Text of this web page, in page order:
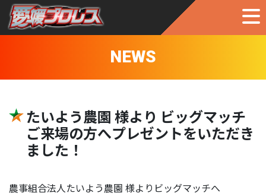
NEWS
たいよう農園 様より ビッグマッチ
ご来場の方へプレゼントをいただき
ました！
農事組合法人たいよう農園 様よりビッグマッチへ